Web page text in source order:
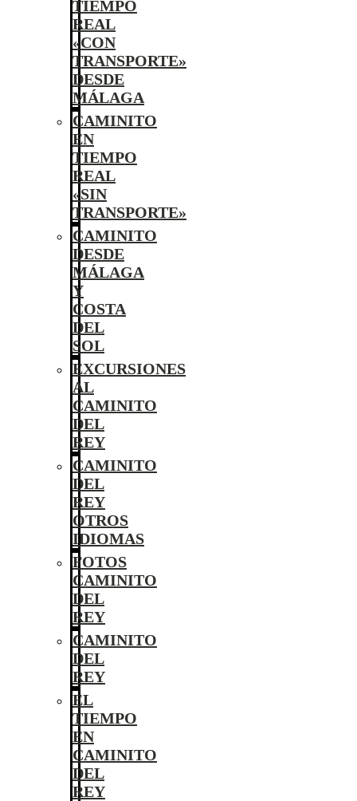
TIEMPO
REAL
«CON
TRANSPORTE»
DESDE
MÁLAGA
CAMINITO
EN
TIEMPO
REAL
«SIN
TRANSPORTE»
CAMINITO
DESDE
MÁLAGA
Y
COSTA
DEL
SOL
EXCURSIONES
AL
CAMINITO
DEL
REY
CAMINITO
DEL
REY
OTROS
IDIOMAS
FOTOS
CAMINITO
DEL
REY
CAMINITO
DEL
REY
EL
TIEMPO
EN
CAMINITO
DEL
REY